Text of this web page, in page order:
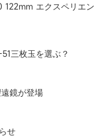
122mm エクスペリエン
三枚玉を選ぶ？
鏡が登場
せ